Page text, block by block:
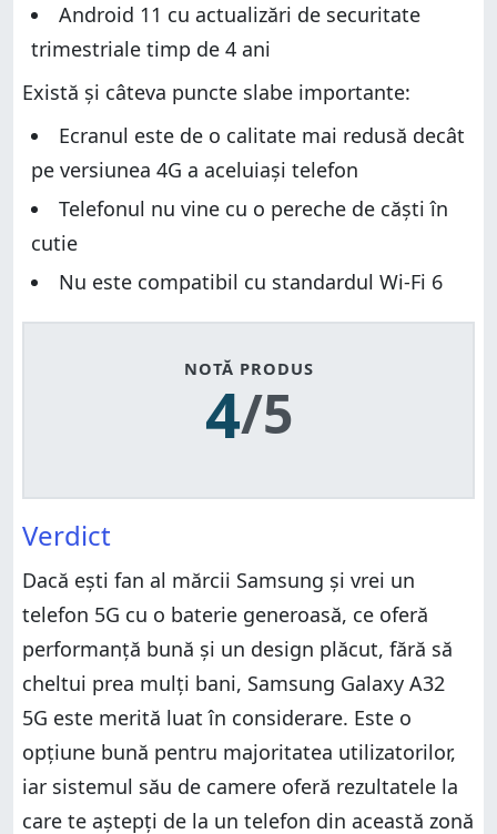
Android 11 cu actualizări de securitate
trimestriale timp de 4 ani
Există și câteva puncte slabe importante:
Ecranul este de o calitate mai redusă decât
pe versiunea 4G a aceluiași telefon
Telefonul nu vine cu o pereche de căști în
cutie
Nu este compatibil cu standardul Wi-Fi 6
NOTĂ PRODUS
4/5
Verdict
Dacă ești fan al mărcii Samsung și vrei un
telefon 5G cu o baterie generoasă, ce oferă
performanță bună și un design plăcut, fără să
cheltui prea mulți bani, Samsung Galaxy A32
5G este merită luat în considerare. Este o
opțiune bună pentru majoritatea utilizatorilor,
iar sistemul său de camere oferă rezultatele la
care te aștepți de la un telefon din această zonă